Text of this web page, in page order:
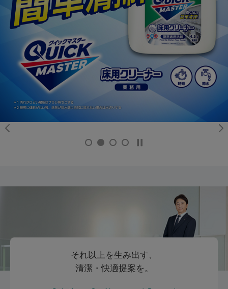
それ以上を生み出す、
清潔・快適提案を。